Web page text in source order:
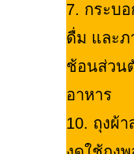
7. กระบ
ดื่ม และภ
ช้อนส่วน
อาหาร
10. ถุงผ้